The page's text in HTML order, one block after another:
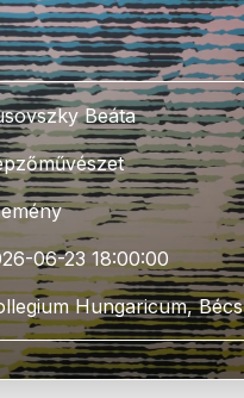
Beáta
06-23 18:00:00
Hungaricum, Bécs